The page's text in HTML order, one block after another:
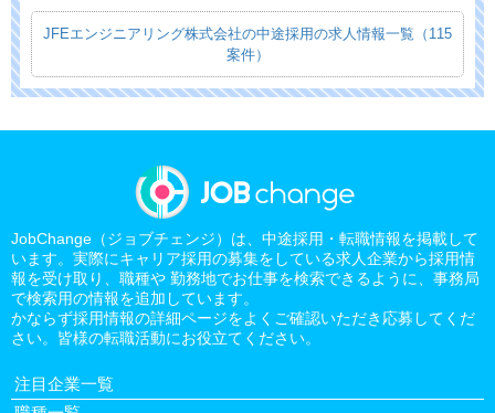
JFEエンジニアリング株式会社の中途採用の求人情報一覧（115
案件）
JobChange（ジョブチェンジ）は、中途採用・転職情報を掲載して
います。実際にキャリア採用の募集をしている求人企業から採用情
報を受け取り、職種や 勤務地でお仕事を検索できるように、事務局
で検索用の情報を追加しています。
かならず採用情報の詳細ページをよくご確認いただき応募してくだ
さい。皆様の転職活動にお役立てください。
注目企業一覧